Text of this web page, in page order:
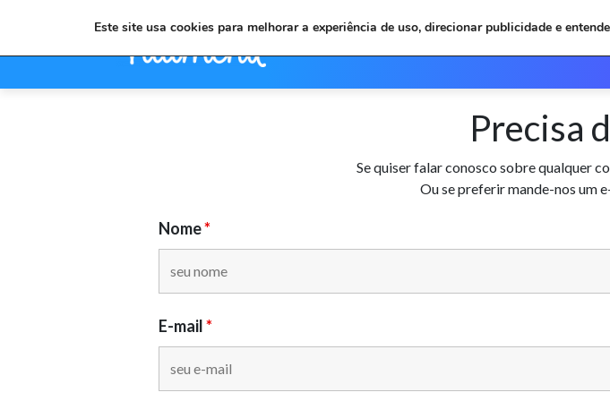
Precisa
Se quiser falar conosco sobre qualquer
Ou se preferir mande-nos um
Nome*
E-mail*
Este site usa cookies para melhorar a experiência de uso, direcionar publicidade e